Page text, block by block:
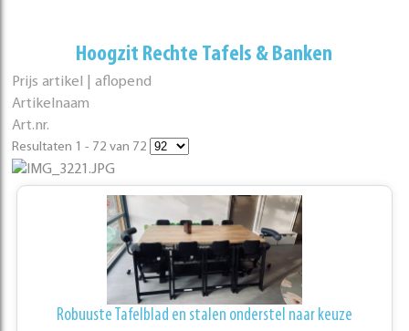
Hoogzit Rechte Tafels & Banken
Prijs artikel | aflopend
Artikelnaam
Art.nr.
Resultaten 1 - 72 van 72
Robuuste Tafelblad en stalen onderstel naar keuze